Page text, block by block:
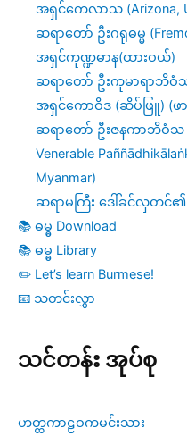
အရှင်ကေလာသ (Arizona,
ဆရာတော် ဦးဂရုဓမ္မ
အရှင်ကုဏ္ဍဓာန(ထားဝယ်)
ဆရာတော် ဦးကုမာရာဘိဝံ
အရှင်ကောဝိဒ (ဆိပ်ဖြူ) (ဖ
ဆရာတော် ဦးဇနကာဘိဝံသ
Venerable
Myanmar)
ဆရာမကြီး ဒေါ်ခင်လှတင်၏
📚 ဓမ္ဓ Download
📚 ဓမ္ဓ Library
✏️ Let’s learn Burmese!
📧 သတင်းလွှာ
သင်တန်း အုပ်စု
ဟတ္ထကာဠဝကမင်းသား